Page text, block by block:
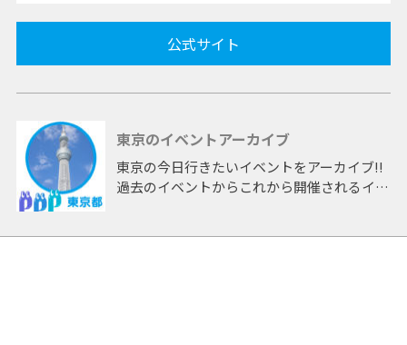
公式サイト
東京のイベントアーカイブ
東京の今日行きたいイベントをアーカイブ!!
過去のイベントからこれから開催されるイベ